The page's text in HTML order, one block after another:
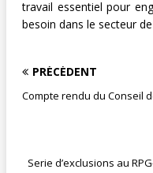
travail essentiel pour
besoin dans le secteur
PRÉCÉDENT
Compte rendu du Conseil
Serie d’exclusions au